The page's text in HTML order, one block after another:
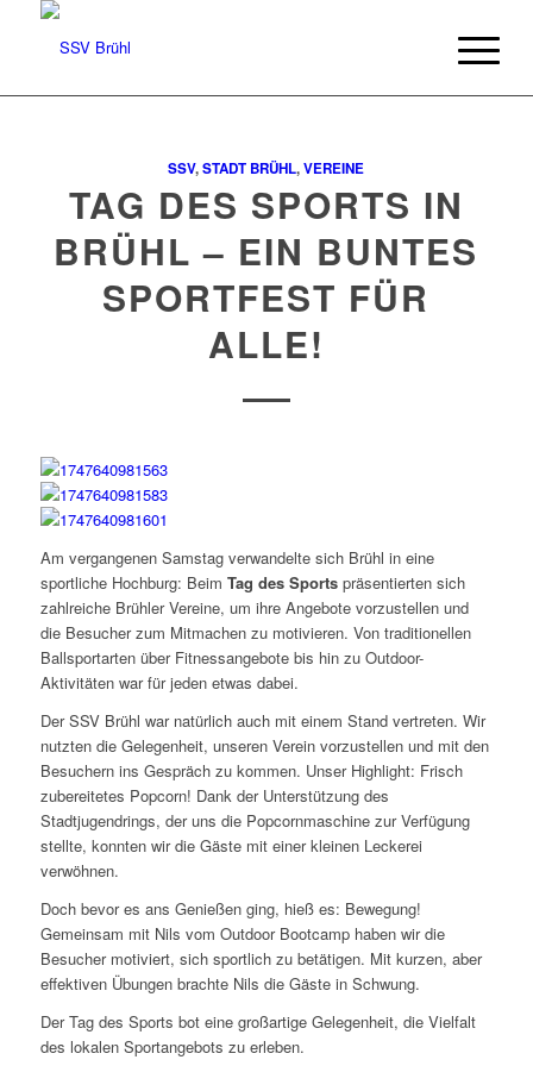
SSV,STADT BRÜHL,VEREINE
TAG DES SPORTS IN
BRÜHL – EIN BUNTES
SPORTFEST FÜR
ALLE!
Am vergangenen Samstag verwandelte sich Brühl in eine
sportliche Hochburg: Beim Tag des Sportspräsentierten sich
zahlreiche Brühler Vereine, um ihre Angebote vorzustellen und
die Besucher zum Mitmachen zu motivieren. Von traditionellen
Ballsportarten über Fitnessangebote bis hin zu Outdoor-
Aktivitäten war für jeden etwas dabei.
Der SSV Brühl war natürlich auch mit einem Stand vertreten. Wir
nutzten die Gelegenheit, unseren Verein vorzustellen und mit den
Besuchern ins Gespräch zu kommen. Unser Highlight: Frisch
zubereitetes Popcorn! Dank der Unterstützung des
Stadtjugendrings, der uns die Popcornmaschine zur Verfügung
stellte, konnten wir die Gäste mit einer kleinen Leckerei
verwöhnen.
Doch bevor es ans Genießen ging, hieß es: Bewegung!
Gemeinsam mit Nils vom Outdoor Bootcamp haben wir die
Besucher motiviert, sich sportlich zu betätigen. Mit kurzen, aber
effektiven Übungen brachte Nils die Gäste in Schwung.
Der Tag des Sports bot eine großartige Gelegenheit, die Vielfalt
des lokalen Sportangebots zu erleben.